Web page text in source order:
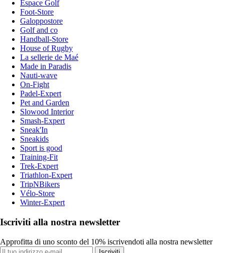
Espace Golf
Foot-Store
Galoppostore
Golf and co
Handball-Store
House of Rugby
La sellerie de Maé
Made in Paradis
Nauti-wave
On-Fight
Padel-Expert
Pet and Garden
Slowood Interior
Smash-Expert
Sneak'In
Sneakids
Sport is good
Training-Fit
Trek-Expert
Triathlon-Expert
TripNBikers
Vélo-Store
Winter-Expert
Iscriviti alla nostra newsletter
Approfitta di uno sconto del 10% iscrivendoti alla nostra newsletter